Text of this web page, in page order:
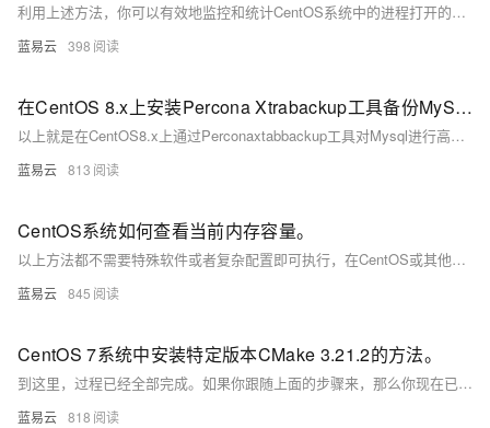
利用上述方法，你可以有效地监控和统计CentOS系统中的进程打开的文件描述符数量，以帮助排查错误或优化系统配置。通过组合使用各种工具和命令，可以获得对系统状态和行为的深入了解，进而做出相应的调整和
蓝易云 398
在CentOS 8.x上安装Percona Xtrabackup工具备份MySQL数据步骤。
以上就是在CentOS8.x上通过Perconaxtabbackup工具对Mysql进行高效率、高可靠性、无锁定影响地实现在线快速全量及增加式数据库资料保存与恢复流程。通过以上流程可以有效地将Mysql相关资料按需求完成定期或不定期地保存与灾难恢复需求。
蓝易云 813
CentOS系统如何查看当前内存容量。
以上方法都不需要特殊软件或者复杂配置即可执行，在CentOS或其他Linux发行版中都适合运行，并且它们各自透露出不同角度对待问题解答方式：从简单快速到深入详尽；从用户态到核心态；从操作层数到硬件层数；满足不同用户需求与偏好。
蓝易云 845
CentOS 7系统中安装特定版本CMake 3.21.2的方法。
到这里，过程已经全部完成。如果你跟随上面的步骤来，那么你现在已经拥有了一个全新的CMake版本在你的CentOS 7系统上了。这个过程就像是你通过一系列仪式，唤醒了一个沉睡已久的古老机器人，它现在完全按照你的意愿来帮你构建和编译软件了。
蓝易云 818